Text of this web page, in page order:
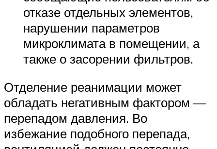
отказе отдельных элементов,
нарушении параметров
микроклимата в помещении, а
также о засорении фильтров.
Отделение реанимации может
обладать негативным фактором —
перепадом давления. Во
избежание подобного перепада,